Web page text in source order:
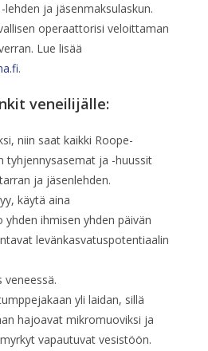
ja jäsenmaksulaskun.
operaattorisi veloittaman
Lue lisää
.
veneilijälle:
niin saat kaikki Roope-
tyhjennysasemat ja -huussit
ja jäsenlehden.
käytä aina
ihmisen yhden päivän
levänkasvatuspotentiaalin
yli laidan, sillä
hajoavat mikromuoviksi ja
vapautuvat vesistöön.